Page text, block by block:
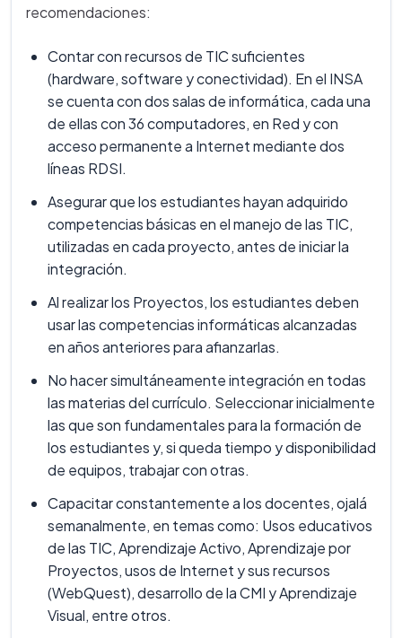
recomendaciones:
Contar con recursos de TIC suficientes
(hardware, software y conectividad). En el INSA
se cuenta con dos salas de informática, cada una
de ellas con 36 computadores, en Red y con
acceso permanente a Internet mediante dos
líneas RDSI.
Asegurar que los estudiantes hayan adquirido
competencias básicas en el manejo de las TIC,
utilizadas en cada proyecto, antes de iniciar la
integración.
Al realizar los Proyectos, los estudiantes deben
usar las competencias informáticas alcanzadas
en años anteriores para afianzarlas.
No hacer simultáneamente integración en todas
las materias del currículo. Seleccionar inicialmente
las que son fundamentales para la formación de
los estudiantes y, si queda tiempo y disponibilidad
de equipos, trabajar con otras.
Capacitar constantemente a los docentes, ojalá
semanalmente, en temas como: Usos educativos
de las TIC, Aprendizaje Activo, Aprendizaje por
Proyectos, usos de Internet y sus recursos
(WebQuest), desarrollo de la CMI y Aprendizaje
Visual, entre otros.